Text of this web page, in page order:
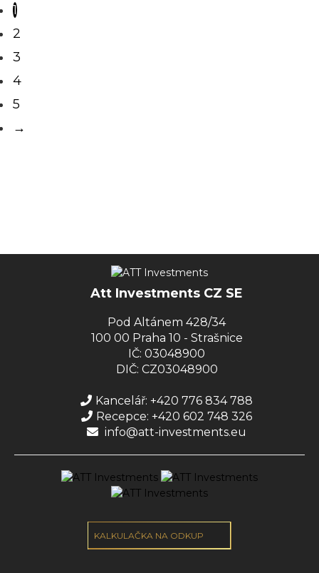
1
2
3
4
5
→
Att Investments CZ SE
Pod Altánem 428/34
100 00 Praha 10 - Strašnice
IČ: 03048900
DIČ: CZ03048900
Kancelář: +420 776 834 788
Recepce: +420 602 748 326
info@att-investments.eu
KALKULAČKA NA ODKUP